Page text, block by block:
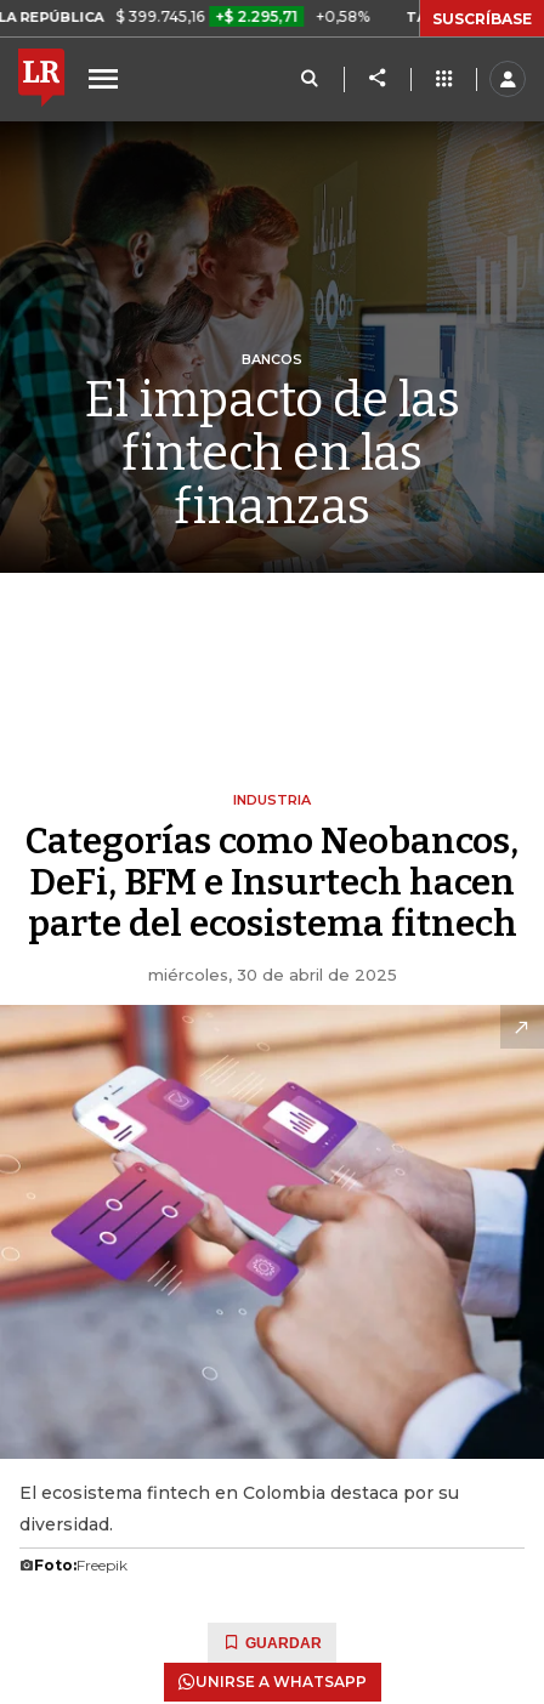
$ 399.745,16 +$ 2.295,71 +0,58% TASA DE USURA CRÉDITO
SUSCRÍBASE
BANCOS
El impacto de las
fintech en las
finanzas
INDUSTRIA
Categorías como Neobancos,
DeFi, BFM e Insurtech hacen
parte del ecosistema fitnech
miércoles, 30 de abril de 2025
El ecosistema fintech en Colombia destaca por su
diversidad.
Foto:Freepik
GUARDAR
UNIRSE A WHATSAPP